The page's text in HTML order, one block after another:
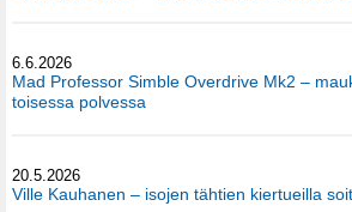
6.6.2026
Mad Professor Simble Overdrive Mk2 –
toisessa polvessa
20.5.2026
Ville Kauhanen – isojen tähtien kiertueilla